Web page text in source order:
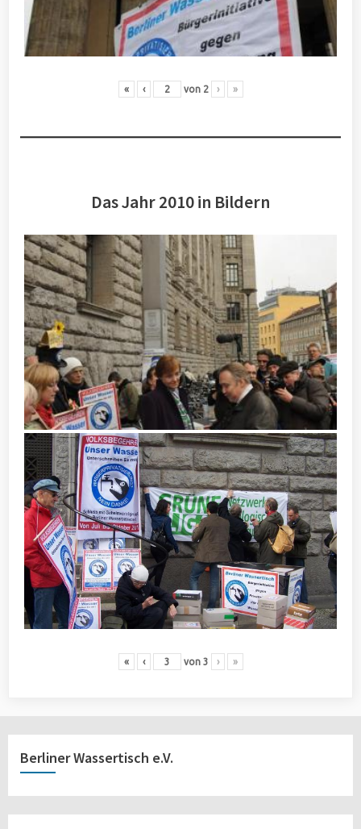
« ‹ von 2 › »
Das Jahr 2010 in Bildern
« ‹ von 3 › »
Berliner Wassertisch e.V.